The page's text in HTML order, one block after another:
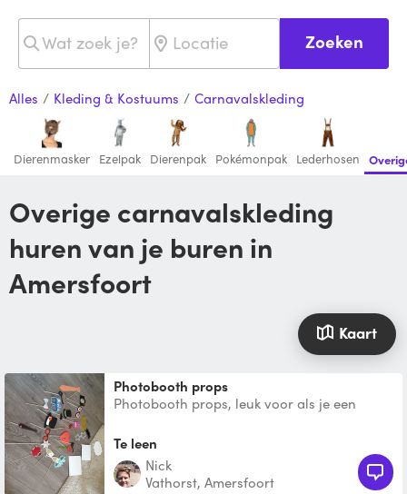
Zoeken
Alles / Kleding & Kostuums / Carnavalskleding
Dierenmasker Ezelpak Dierenpak Pokémonpak Lederhosen
Overige carnavalskleding
huren van je buren in
Amersfoort
Kaart
Photobooth props
Photobooth props, leuk voor als je een
We hebben een dee
Te leen
Nick
Vathorst, Amersfoort